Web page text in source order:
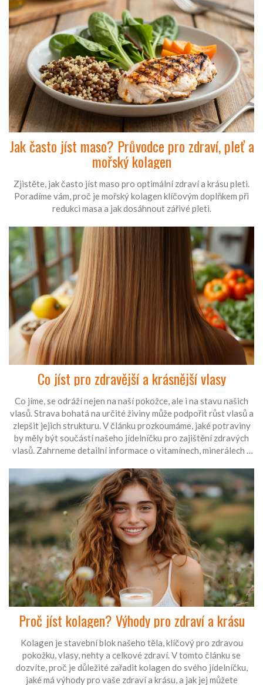
Jak často jíst maso? Průvodce pro zdraví, pleť a
mořský kolagen
Zjistěte, jak často jíst maso pro optimální zdraví a krásu pleti.
Poradíme vám, proč je mořský kolagen klíčovým doplňkem při
redukci masa a jak dosáhnout zářivé pleti.
Co jíst pro zdravější a krásnější vlasy
Co jíme, se odráží nejen na naší pokožce, ale i na stavu našich
vlasů. Strava bohatá na určité živiny může podpořit růst vlasů a
zlepšit jejich strukturu. V článku prozkoumáme, jaké potraviny
by měly být součástí našeho jídelníčku pro zajištění zdravých
vlasů. Zahrneme detailní informace o vitamínech, minerálech a
Proč jíst kolagen? Výhody pro zdraví a krásu
Kolagen je stavební blok našeho těla, klíčový pro zdravou
pokožku, vlasy, nehty a celkové zdraví. V tomto článku se
dozvíte, proč je důležité zařadit kolagen do svého jídelníčku,
jaké má výhody pro vaše zdraví a krásu, a jak jej můžete